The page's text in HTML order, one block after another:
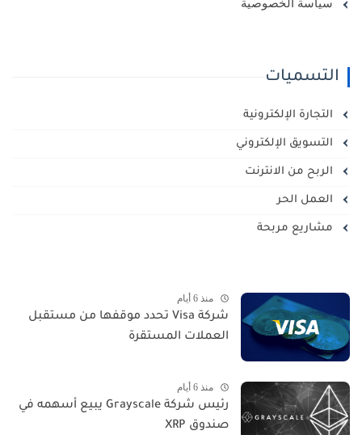
سياسة الخصوصية
التسميات
التجارة الإلكترونية
التسويق الإلكتروني
الربح من الانترنت
العمل الحر
مشاريع مربحة
منذ 6 أيام
شركة Visa تحدد موقفها من مستقبل
العملات المستقرة
منذ 6 أيام
رئيس شركة Grayscale يبيع أسهمه في
صندوق XRP